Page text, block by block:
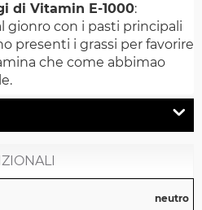
di Vitamin E-1000:
gionro con i pasti principali
presenti i grassi per favorire
che come abbimao
neutro